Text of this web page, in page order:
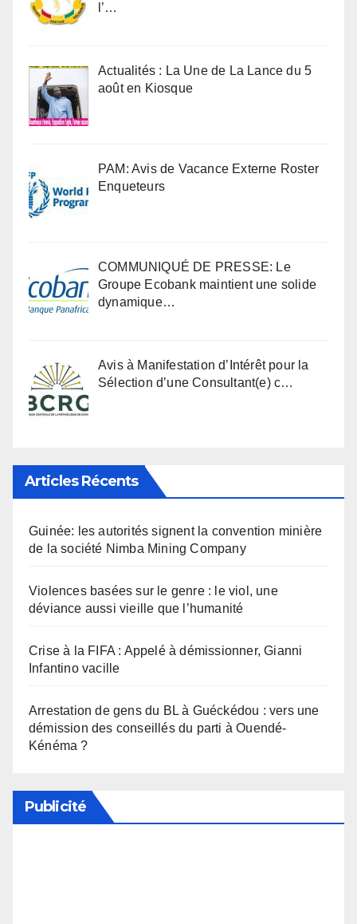
l’…
Actualités : La Une de La Lance du 5
août en Kiosque
PAM: Avis de Vacance Externe Roster
Enqueteurs
COMMUNIQUÉ DE PRESSE: Le
Groupe Ecobank maintient une solide
dynamique…
Avis à Manifestation d’Intérêt pour la
Sélection d’une Consultant(e) c…
Articles Récents
Guinée: les autorités signent la convention minière
de la société Nimba Mining Company
Violences basées sur le genre : le viol, une
déviance aussi vieille que l’humanité
Crise à la FIFA : Appelé à démissionner, Gianni
Infantino vacille
Arrestation de gens du BL à Guéckédou : vers une
démission des conseillés du parti à Ouendé-
Kénéma ?
Publicité